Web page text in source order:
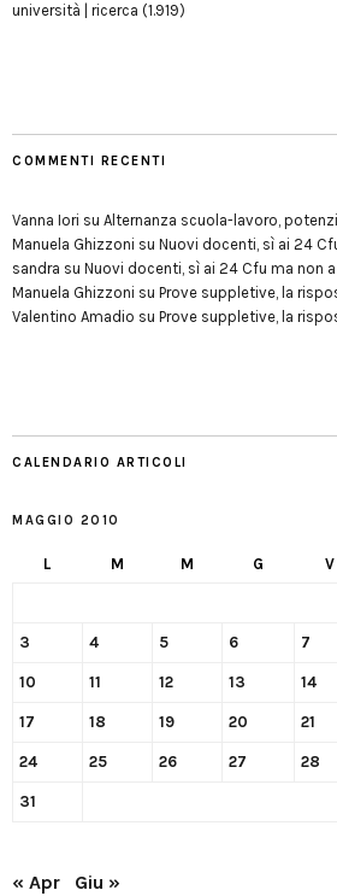
università | ricerca (1.919)
COMMENTI RECENTI
Vanna Iori su Alternanza scuola-lavoro,
Manuela Ghizzoni su Nuovi docenti, sì ai 24
sandra su Nuovi docenti, sì ai 24 Cfu ma non
Manuela Ghizzoni su Prove suppletive, la
Valentino Amadio su Prove suppletive, la
CALENDARIO ARTICOLI
MAGGIO 2010
L M M G V
3 4 5 6 7
10 11 12 13 14
17 18 19 20 21
24 25 26 27 28
31
« Apr Giu »